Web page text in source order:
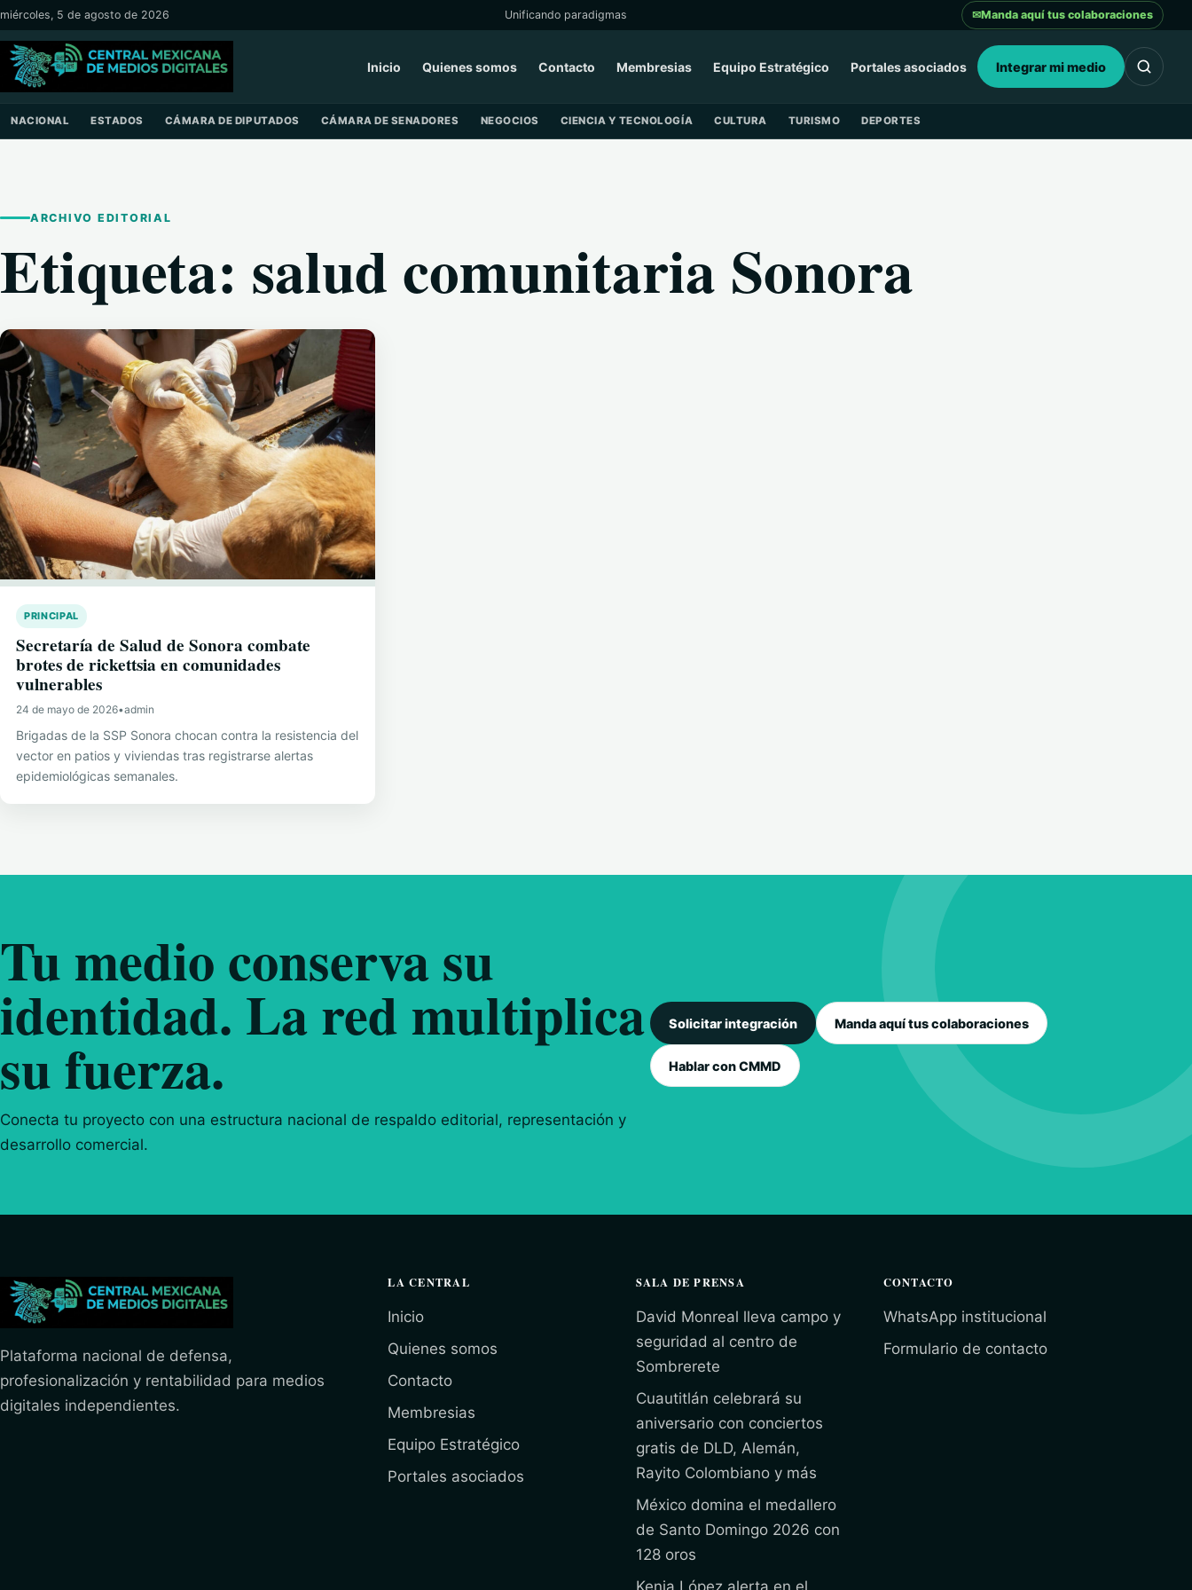
Saltar al contenido
miércoles, 5 de agosto de 2026 Unificando paradigmas ✉Manda aquí tus colaboraciones
Inicio Quienes somos Contacto Membresias Equipo Estratégico Portales asociados Integrar mi medio
NACIONAL ESTADOS CÁMARA DE DIPUTADOS CÁMARA DE SENADORES NEGOCIOS CIENCIA Y TECNOLOGÍA CULTURA TURISMO DEPORTES
ARCHIVO EDITORIAL
Etiqueta: salud comunitaria Sonora
PRINCIPAL
Secretaría de Salud de Sonora combate
brotes de rickettsia en comunidades
vulnerables
24 de mayo de 2026•admin
Brigadas de la SSP Sonora chocan contra la resistencia del
vector en patios y viviendas tras registrarse alertas
epidemiológicas semanales.
Tu medio conserva su
identidad. La red multiplica
su fuerza.
Conecta tu proyecto con una estructura nacional de respaldo editorial, representación y
desarrollo comercial.
Solicitar integración Manda aquí tus colaboraciones
Hablar con CMMD
Plataforma nacional de defensa,
profesionalización y rentabilidad para medios
digitales independientes.
LA CENTRAL
Inicio
Quienes somos
Contacto
Membresias
Equipo Estratégico
Portales asociados
SALA DE PRENSA
David Monreal lleva campo y
seguridad al centro de
Sombrerete
Cuautitlán celebrará su
aniversario con conciertos
gratis de DLD, Alemán,
Rayito Colombiano y más
México domina el medallero
de Santo Domingo 2026 con
128 oros
Kenia López alerta en el
CONTACTO
WhatsApp institucional
Formulario de contacto